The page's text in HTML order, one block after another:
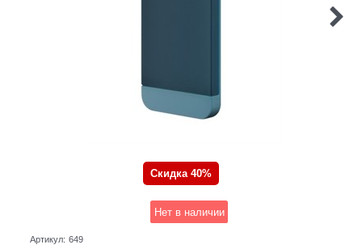
Скидка 40%
Нет в наличии
Артикул: 649